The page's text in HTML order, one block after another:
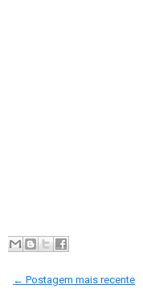
← Postagem mais recente